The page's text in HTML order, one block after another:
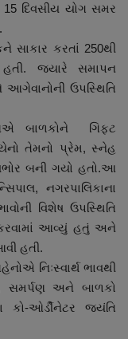
15 દિવસીય યોગ સમર
સાકાર કરતાં 250થી
હતી. જ્યારે સમાપન
ઉપસ્થિતિ
બાળકોને ગિફ્ટ
તેમનો પ્રેમ, સ્નેહ
બની ગયો હતો.આ
નગરપાલિકાના
વિશેષ ઉપસ્થિતિ
આવ્યું હતું અને
હતી.
નિઃસ્વાર્થ ભાવથી
સમર્પણ અને બાળકો
ઓર્ડીનેટર જયંતિ